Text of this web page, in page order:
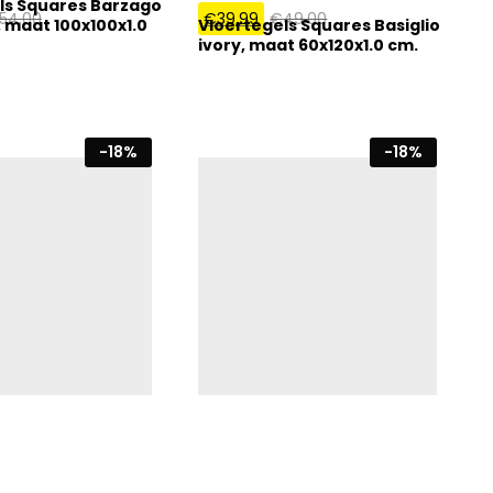
Squares Barzago
100x100x1.0
Vloertegels Squares Basiglio
ivory, maat 60x120x1.0 cm.
€39,99 €49,00
-18% -18%